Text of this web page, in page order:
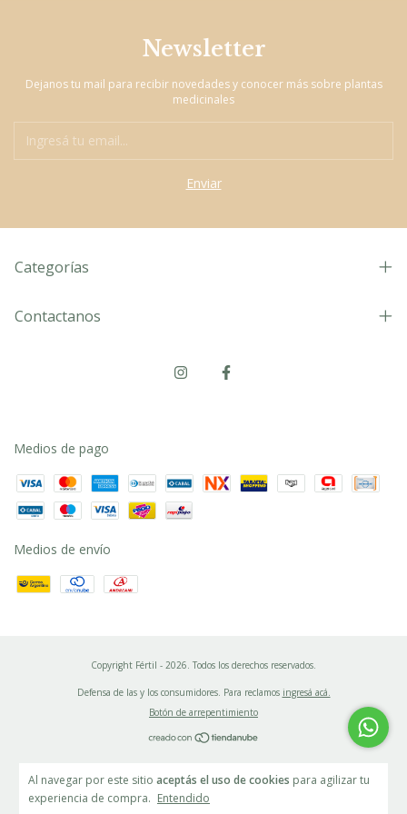
Al navegar por este sitio aceptás el uso de cookies para agilizar tu
experiencia de compra. Entendido
Newsletter
Dejanos tu mail para recibir novedades y conocer más sobre plantas
medicinales
Categorías
Contactanos
Medios de pago
Medios de envío
Copyright Fértil - 2026. Todos los derechos reservados.
Defensa de las y los consumidores. Para reclamos ingresá acá.
Botón de arrepentimiento